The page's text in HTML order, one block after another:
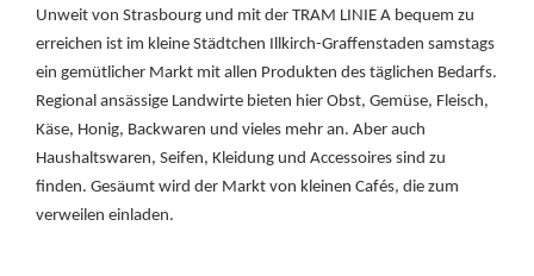
Unweit von Strasbourg und mit der TRAM LINIE A bequem zu
erreichen ist im kleine Städtchen Illkirch-Graffenstaden samstags
ein gemütlicher Markt mit allen Produkten des täglichen Bedarfs.
Regional ansässige Landwirte bieten hier Obst, Gemüse, Fleisch,
Käse, Honig, Backwaren und vieles mehr an. Aber auch
Haushaltswaren, Seifen, Kleidung und Accessoires sind zu
finden. Gesäumt wird der Markt von kleinen Cafés, die zum
verweilen einladen.